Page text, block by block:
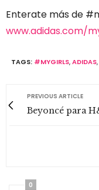
Enterate más de
www.adidas.com/
TAGS: #MYGIRLS,ADIDAS,
PREVIOUS ARTICLE
Beyoncé para
0